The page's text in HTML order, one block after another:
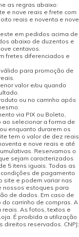
as regras abaixo:
e nove reais e frete com
reais e noventa e nove
em pedidos acima de
abaixo de duzentos e
centavos.
fretes diferenciados e
para promoção de
valor e/ou quando
ou no carrinho após
via PIX ou Boleto,
selecionar a forma de
enquanto durarem os
tem o valor de dez reais
e nove reais e até
Reservamos o
sejam caracterizados
5 itens iguais. Todas as
de pagamento
site e podem variar nas
nossos estoques para
de dados. Em caso de
carrinho de compras. A
As fotos, textos e
É proibida a utilização
reservados. CNPJ: